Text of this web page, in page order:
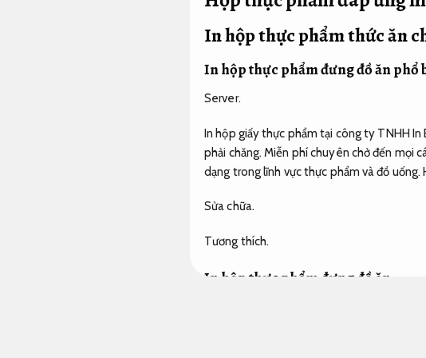
In hộp thực phẩm thức ăn
In hộp thực phẩm đưng đồ ăn phổ
Server.
In hộp giấy thực phẩm tại công ty TNHH
phải chăng. Miễn phí chuyên chở đến mọi
dạng trong lĩnh vực thực phẩm và đồ uống.
Sửa chữa.
Tương thích.
In hộp thực phẩm đựng đồ ăn